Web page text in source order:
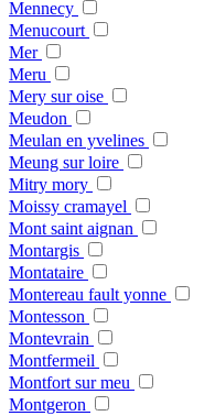
Mennecy
Menucourt
Mer
Meru
Mery sur oise
Meudon
Meulan en yvelines
Meung sur loire
Mitry mory
Moissy cramayel
Mont saint aignan
Montargis
Montataire
Montereau fault yonne
Montesson
Montevrain
Montfermeil
Montfort sur meu
Montgeron